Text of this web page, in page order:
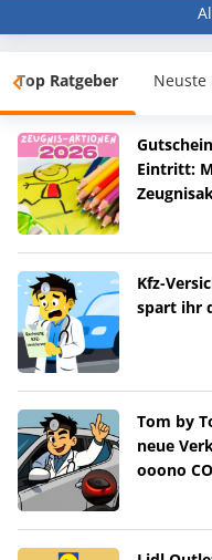
Top Ratgeber Neuste
Eintritt:
Kfz-
spart ihr
Tom by
neue
ooono